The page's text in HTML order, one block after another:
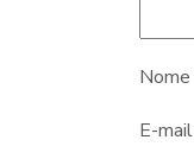
Nome
E-mail